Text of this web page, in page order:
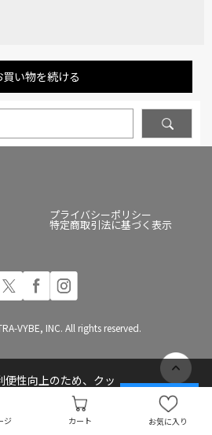
ジ カート お気に入り
買い物を続ける
プライバシーポリシー
特定商取引法に基づく表示
VYBE, INC. All rights reserved.
性向上のため、クッ
す
承諾する